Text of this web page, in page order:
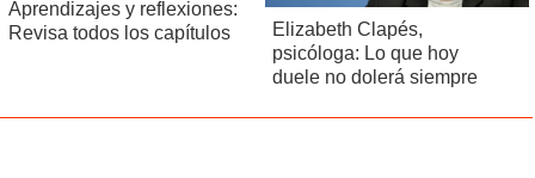
Aprendizajes y reflexiones:
Revisa todos los capítulos
Elizabeth Clapés,
psicóloga: Lo que hoy
duele no dolerá siempre